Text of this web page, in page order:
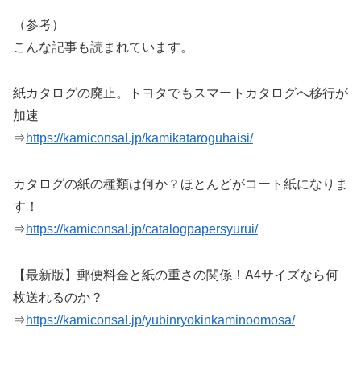
（参考）
こんな記事も読まれています。
紙カタログの廃止。トヨタでもスマートカタログへ移行が
加速
⇒https://kamiconsal.jp/kamikataroguhaisi/
カタログの紙の種類は何か？ほとんどがコート紙になりま
す！
⇒https://kamiconsal.jp/catalogpapersyurui/
【最新版】郵便料金と紙の重さの関係！A4サイズなら何
枚送れるのか？
⇒https://kamiconsal.jp/yubinryokinkaminoomosa/